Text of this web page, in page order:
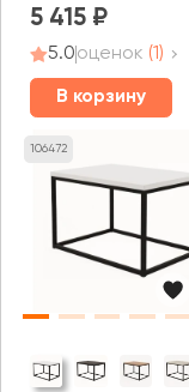
5 415
5.0оценок (1)
В корзину
106472